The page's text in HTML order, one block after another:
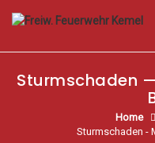
Sturmschaden
Home
Sturmschaden -